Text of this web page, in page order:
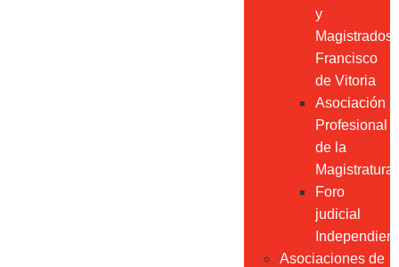
y
Magistrados
Francisco
de Vitoria
Asociación
Profesional
de la
Magistratura
Foro
judicial
Asociaciones de